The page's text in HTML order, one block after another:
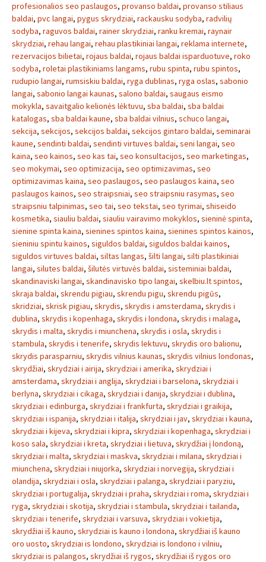
profesionalios seo paslaugos, provanso baldai, provanso stiliaus
baldai, pvc langai, pygus skrydziai, rackausku sodyba, radvilių
sodyba, raguvos baldai, rainer skrydziai, ranku kremai, raynair
skrydziai, rehau langai, rehau plastikiniai langai, reklama internete,
rezervacijos bilietai, rojaus baldai, rojaus baldai isparduotuve, roko
sodyba, roletai plastikiniams langams, rubu spinta, rubu spintos,
rudupio langai, rumsiskiu baldai, ryga dublinas, ryga oslas, sabonio
langai, sabonio langai kaunas, salono baldai, saugaus eismo
mokykla, savaitgalio kelionės lėktuvu, sba baldai, sba baldai
katalogas, sba baldai kaune, sba baldai vilnius, schuco langai,
sekcija, sekcijos, sekcijos baldai, sekcijos gintaro baldai, seminarai
kaune, sendinti baldai, sendinti virtuves baldai, seni langai, seo
kaina, seo kainos, seo kas tai, seo konsultacijos, seo marketingas,
seo mokymai, seo optimizacija, seo optimizavimas, seo
optimizavimas kaina, seo paslaugos, seo paslaugos kaina, seo
paslaugos kainos, seo straipsniai, seo straipsniu rasymas, seo
straipsniu talpinimas, seo tai, seo tekstai, seo tyrimai, shiseido
kosmetika, siauliu baldai, siauliu vairavimo mokyklos, sieninė spinta,
sienine spinta kaina, sienines spintos kaina, sienines spintos kainos,
sieniniu spintu kainos, siguldos baldai, siguldos baldai kainos,
siguldos virtuves baldai, siltas langas, šilti langai, silti plastikiniai
langai, silutes baldai, šilutės virtuvės baldai, sisteminiai baldai,
skandinaviski langai, skandinavisko tipo langai, skelbiu.lt spintos,
skraja baldai, skrendu pigiau, skrendu pigu, skrendu pigūs,
skridziai, skrisk pigiau, skrydis, skrydis i amsterdama, skrydis i
dublina, skrydis i kopenhaga, skrydis i londona, skrydis i malaga,
skrydis i malta, skrydis i miunchena, skrydis i osla, skrydis i
stambula, skrydis i tenerife, skrydis lektuvu, skrydis oro balionu,
skrydis parasparniu, skrydis vilnius kaunas, skrydis vilnius londonas,
skrydžiai, skrydziai i airija, skrydziai i amerika, skrydziai i
amsterdama, skrydziai i anglija, skrydziai i barselona, skrydziai i
berlyna, skrydziai i cikaga, skrydziai i danija, skrydziai i dublina,
skrydziai i edinburga, skrydziai i frankfurta, skrydziai i graikija,
skrydziai i ispanija, skrydziai i italija, skrydziai i jav, skrydziai i kauna,
skrydziai i kijeva, skrydziai i kipra, skrydziai i kopenhaga, skrydziai i
koso sala, skrydziai i kreta, skrydziai i lietuva, skrydžiai į londoną,
skrydziai i malta, skrydziai i maskva, skrydziai i milana, skrydziai i
miunchena, skrydziai i niujorka, skrydziai i norvegija, skrydziai i
olandija, skrydziai i osla, skrydziai i palanga, skrydziai i paryziu,
skrydziai i portugalija, skrydziai i praha, skrydziai i roma, skrydziai i
ryga, skrydziai i skotija, skrydziai i stambula, skrydziai i tailanda,
skrydziai i tenerife, skrydziai i varsuva, skrydziai i vokietija,
skrydžiai iš kauno, skrydziai is kauno i londona, skrydžiai iš kauno
oro uosto, skrydziai is londono, skrydziai is londono i vilniu,
skrydziai is palangos, skrydžiai iš rygos, skrydžiai iš rygos oro